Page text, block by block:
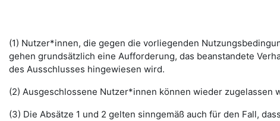
(1) Nutzer*innen, die gegen die vorliegenden
gehen grundsätzlich eine Aufforderung, das beanstandete
des Ausschlusses hingewiesen wird.
(2) Ausgeschlossene Nutzer*innen können wieder
(3) Die Absätze 1 und 2 gelten sinngemäß auch für den Fall,